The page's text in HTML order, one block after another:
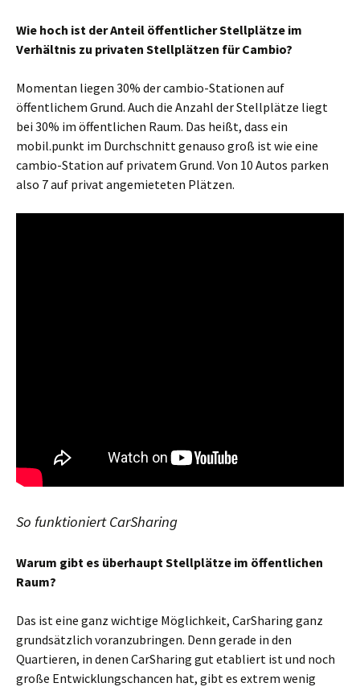
Wie hoch ist der Anteil öffentlicher Stellplätze im
Verhältnis zu privaten Stellplätzen für Cambio?
Momentan liegen 30% der cambio-Stationen auf
öffentlichem Grund. Auch die Anzahl der Stellplätze liegt
bei 30% im öffentlichen Raum. Das heißt, dass ein
mobil.punkt im Durchschnitt genauso groß ist wie eine
cambio-Station auf privatem Grund. Von 10 Autos parken
also 7 auf privat angemieteten Plätzen.
So funktioniert CarSharing
Warum gibt es überhaupt Stellplätze im öffentlichen
Raum?
Das ist eine ganz wichtige Möglichkeit, CarSharing ganz
grundsätzlich voranzubringen. Denn gerade in den
Quartieren, in denen CarSharing gut etabliert ist und noch
große Entwicklungschancen hat, gibt es extrem wenig